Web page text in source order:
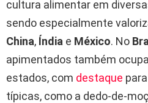
cultura alimentar em
sendo especialmente
China, Índia e México. No
apimentados também
estados, com destaque
típicas, como a dedo-de-